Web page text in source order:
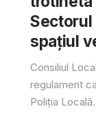
Sectorul
spațiul
Consiliul
regulament
Poliția